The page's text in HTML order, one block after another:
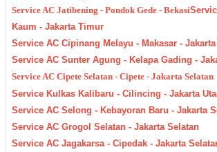
Service AC Jatibening - Pondok Gede - Bekasi
Kaum - Jakarta Timur
Service AC Cipinang Melayu - Makasar -
Service AC Sunter Agung - Kelapa Gading -
Service AC Cipete Selatan - Cipete - Jakarta Selatan
Service Kulkas Kalibaru - Cilincing - Jakarta
Service AC Selong - Kebayoran Baru - Jakarta
Service AC Grogol Selatan - Jakarta Selatan
Service AC Jagakarsa - Cipedak - Jakarta